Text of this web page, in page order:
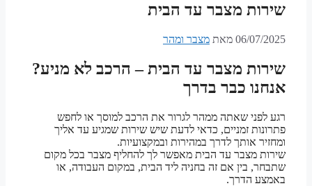
שירות מצבר עד הבית
06/07/2025 מאת מצבר ומהר
שירות מצבר עד הבית – הרכב לא מניע?
אנחנו כבר בדרך
רגע לפני שאתה ממהר לגרור את הרכב למוסך או לחפש
פתרונות זמניים, כדאי לדעת שיש שירות שמגיע עד אליך
ומחזיר אותך לדרך במהירות ובמקצועיות.
שירות מצבר עד הבית מאפשר לך להחליף מצבר בכל מקום
שתבחר, בין אם זה בחניה ליד הבית, במקום העבודה, או
באמצע הדרך.